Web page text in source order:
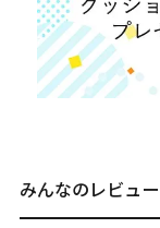
みんなのレビュー